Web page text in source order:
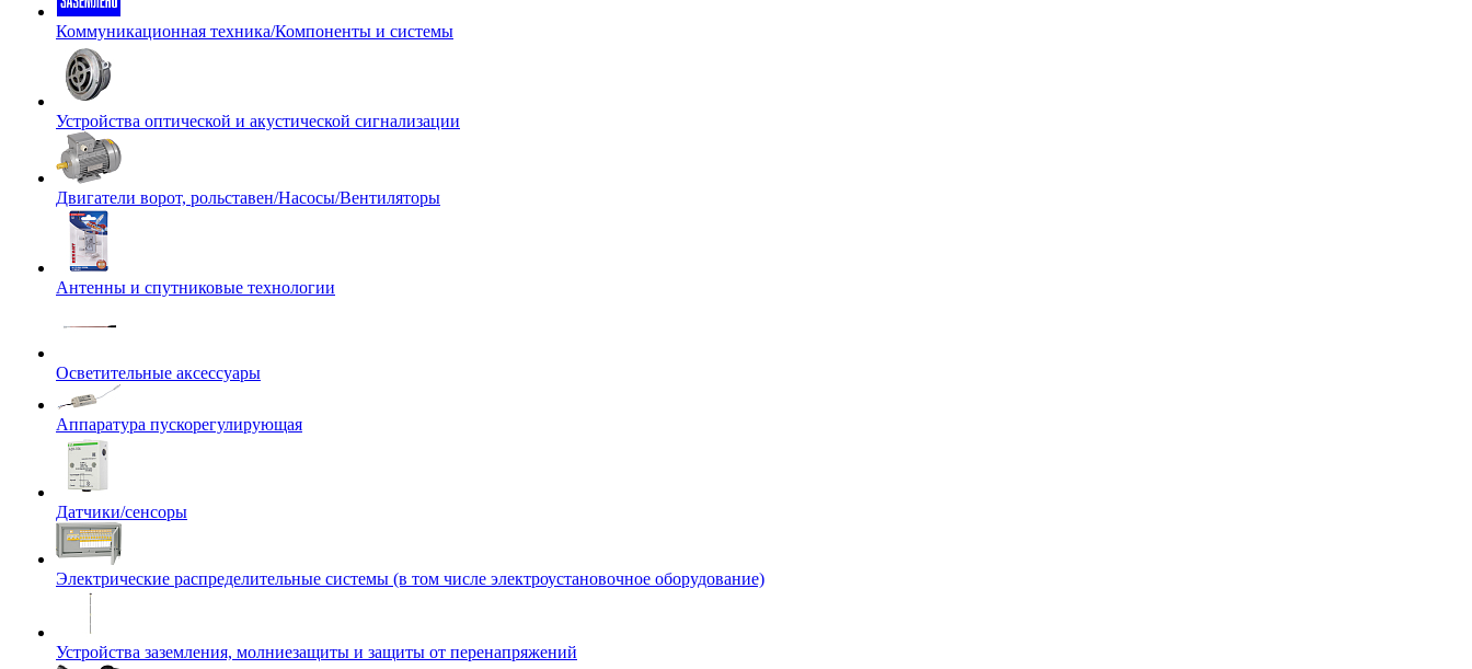
Коммуникационная техника/Компоненты и системы
Устройства оптической и акустической сигнализации
Двигатели ворот, рольставен/Насосы/Вентиляторы
Антенны и спутниковые технологии
Осветительные аксессуары
Аппаратура пускорегулирующая
Датчики/сенсоры
Электрические распределительные системы (в том числе электроустановочное оборудование)
Устройства заземления, молниезащиты и защиты от перенапряжений